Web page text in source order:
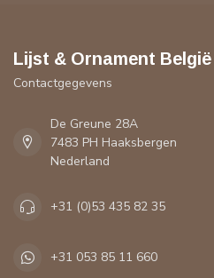
Lijst & Ornament België
Contactgegevens
De Greune 28A
7483 PH Haaksbergen
Nederland
+31 (0)53 435 82 35
+31 053 85 11 660